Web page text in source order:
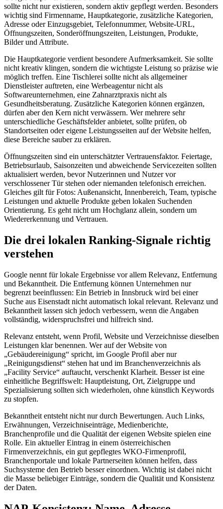
sollte nicht nur existieren, sondern aktiv gepflegt werden. Besonders
wichtig sind Firmenname, Hauptkategorie, zusätzliche Kategorien,
Adresse oder Einzugsgebiet, Telefonnummer, Website-URL,
Öffnungszeiten, Sonderöffnungszeiten, Leistungen, Produkte,
Bilder und Attribute.
Die Hauptkategorie verdient besondere Aufmerksamkeit. Sie sollte
nicht kreativ klingen, sondern die wichtigste Leistung so präzise wie
möglich treffen. Eine Tischlerei sollte nicht als allgemeiner
Dienstleister auftreten, eine Werbeagentur nicht als
Softwareunternehmen, eine Zahnarztpraxis nicht als
Gesundheitsberatung. Zusätzliche Kategorien können ergänzen,
dürfen aber den Kern nicht verwässern. Wer mehrere sehr
unterschiedliche Geschäftsfelder anbietet, sollte prüfen, ob
Standortseiten oder eigene Leistungsseiten auf der Website helfen,
diese Bereiche sauber zu erklären.
Öffnungszeiten sind ein unterschätzter Vertrauensfaktor. Feiertage,
Betriebsurlaub, Saisonzeiten und abweichende Servicezeiten sollten
aktualisiert werden, bevor Nutzerinnen und Nutzer vor
verschlossener Tür stehen oder niemanden telefonisch erreichen.
Gleiches gilt für Fotos: Außenansicht, Innenbereich, Team, typische
Leistungen und aktuelle Produkte geben lokalen Suchenden
Orientierung. Es geht nicht um Hochglanz allein, sondern um
Wiedererkennung und Vertrauen.
Die drei lokalen Ranking-Signale richtig
verstehen
Google nennt für lokale Ergebnisse vor allem Relevanz, Entfernung
und Bekanntheit. Die Entfernung können Unternehmen nur
begrenzt beeinflussen: Ein Betrieb in Innsbruck wird bei einer
Suche aus Eisenstadt nicht automatisch lokal relevant. Relevanz und
Bekanntheit lassen sich jedoch verbessern, wenn die Angaben
vollständig, widerspruchsfrei und hilfreich sind.
Relevanz entsteht, wenn Profil, Website und Verzeichnisse dieselben
Leistungen klar benennen. Wer auf der Website von
„Gebäudereinigung“ spricht, im Google Profil aber nur
„Reinigungsdienst“ stehen hat und im Branchenverzeichnis als
„Facility Service“ auftaucht, verschenkt Klarheit. Besser ist eine
einheitliche Begriffswelt: Hauptleistung, Ort, Zielgruppe und
Spezialisierung sollten sich wiederholen, ohne künstlich Keywords
zu stopfen.
Bekanntheit entsteht nicht nur durch Bewertungen. Auch Links,
Erwähnungen, Verzeichniseinträge, Medienberichte,
Branchenprofile und die Qualität der eigenen Website spielen eine
Rolle. Ein aktueller Eintrag in einem österreichischen
Firmenverzeichnis, ein gut gepflegtes WKO-Firmenprofil,
Branchenportale und lokale Partnerseiten können helfen, dass
Suchsysteme den Betrieb besser einordnen. Wichtig ist dabei nicht
die Masse beliebiger Einträge, sondern die Qualität und Konsistenz
der Daten.